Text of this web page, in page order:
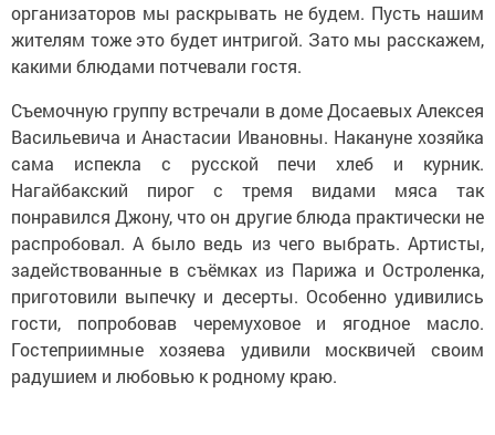
организаторов мы раскрывать не будем. Пусть нашим
жителям тоже это будет интригой. Зато мы расскажем,
какими блюдами потчевали гостя.
Съемочную группу встречали в доме Досаевых Алексея
Васильевича и Анастасии Ивановны. Накануне хозяйка
сама испекла с русской печи хлеб и курник.
Нагайбакский пирог с тремя видами мяса так
понравился Джону, что он другие блюда практически не
распробовал. А было ведь из чего выбрать. Артисты,
задействованные в съёмках из Парижа и Остроленка,
приготовили выпечку и десерты. Особенно удивились
гости, попробовав черемуховое и ягодное масло.
Гостеприимные хозяева удивили москвичей своим
радушием и любовью к родному краю.